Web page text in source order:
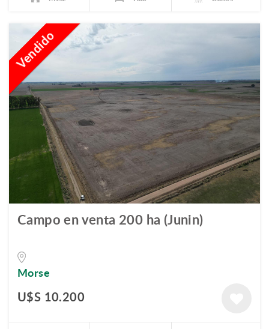
Vendido
Campo en venta 200 ha (Junin)
Morse
U$S 10.200